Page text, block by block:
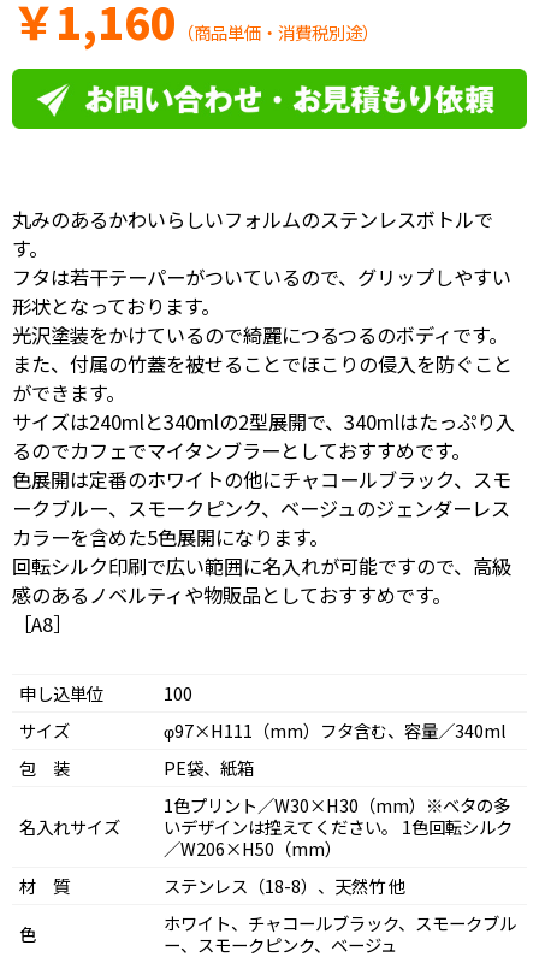
￥1,160 （商品単価・消費税別途）
丸みのあるかわいらしいフォルムのステンレスボトルで
す。
フタは若干テーパーがついているので、グリップしやすい
形状となっております。
光沢塗装をかけているので綺麗につるつるのボディです。
また、付属の竹蓋を被せることでほこりの侵入を防ぐこと
ができます。
サイズは240mlと340mlの2型展開で、340mlはたっぷり入
るのでカフェでマイタンブラーとしておすすめです。
色展開は定番のホワイトの他にチャコールブラック、スモ
ークブルー、スモークピンク、ベージュのジェンダーレス
カラーを含めた5色展開になります。
回転シルク印刷で広い範囲に名入れが可能ですので、高級
感のあるノベルティや物販品としておすすめです。
［A8］
申し込単位
100
サイズ
φ97×H111（mm）フタ含む、容量／340ml
包 装
PE袋、紙箱
名入れサイズ
1色プリント／W30×H30（mm）※ベタの多
いデザインは控えてください。 1色回転シルク
／W206×H50（mm）
材 質
ステンレス（18-8）、天然竹 他
色
ホワイト、チャコールブラック、スモークブル
ー、スモークピンク、ベージュ